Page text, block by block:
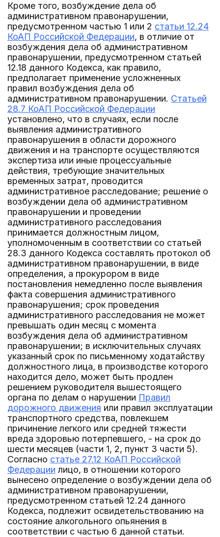
Кроме того, возбуждение дела об
административном правонарушении,
предусмотренном частью 1 или 2 статьи 12.24
КоАП Российской Федерации, в отличие от
возбуждения дела об административном
правонарушении, предусмотренном статьей
12.18 данного Кодекса, как правило,
предполагает применение усложненных
правил возбуждения дела об
административном правонарушении. Статьей
28.7 КоАП Российской Федерации
установлено, что в случаях, если после
выявления административного
правонарушения в области дорожного
движения и на транспорте осуществляются
экспертиза или иные процессуальные
действия, требующие значительных
временных затрат, проводится
административное расследование; решение о
возбуждении дела об административном
правонарушении и проведении
административного расследования
принимается должностным лицом,
уполномоченным в соответствии со статьей
28.3 данного Кодекса составлять протокол об
административном правонарушении, в виде
определения, а прокурором в виде
постановления немедленно после выявления
факта совершения административного
правонарушения; срок проведения
административного расследования не может
превышать один месяц с момента
возбуждения дела об административном
правонарушении; в исключительных случаях
указанный срок по письменному ходатайству
должностного лица, в производстве которого
находится дело, может быть продлен
решением руководителя вышестоящего
органа по делам о нарушении Правил
дорожного движения или правил эксплуатации
транспортного средства, повлекшем
причинение легкого или средней тяжести
вреда здоровью потерпевшего, - на срок до
шести месяцев (части 1, 2, пункт 3 части 5).
Согласно статье 27.12 КоАП Российской
Федерации лицо, в отношении которого
вынесено определение о возбуждении дела об
административном правонарушении,
предусмотренном статьей 12.24 данного
Кодекса, подлежит освидетельствованию на
состояние алкогольного опьянения в
соответствии с частью 6 данной статьи.